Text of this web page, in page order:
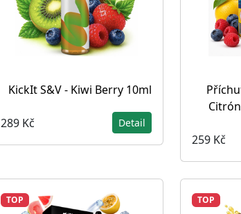
KickIt S&V - Kiwi Berry 10ml
289 Kč Detail
259 Kč
TOP TOP